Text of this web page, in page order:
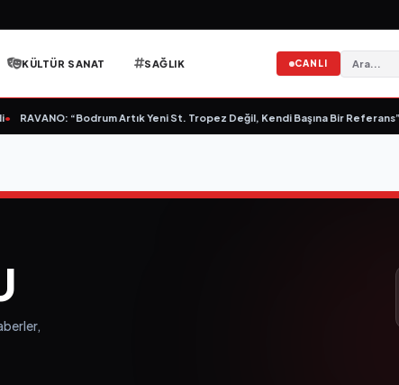
KÜLTÜR SANAT SAĞLIK CANLI
RAVANO: “Bodrum Artık Yeni St. Tropez Değil, Kendi Başına Bir Referans”•